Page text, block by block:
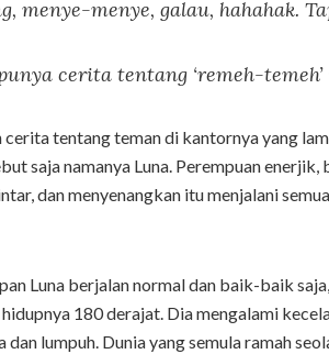
menye-menye, galau, hahahak.
cerita tentang ‘remeh-
cerita tentang teman di kantornya yang
saja namanya Luna. Perempuan enerjik,
dan menyenangkan itu menjalani
Luna berjalan normal dan baik-baik
180 derajat. Dia mengalami
dan lumpuh. Dunia yang semula ramah